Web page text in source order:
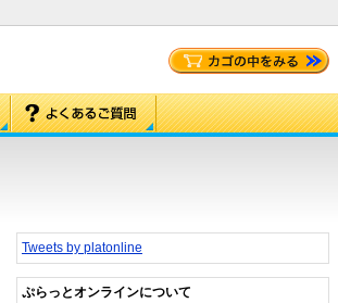
Tweets by platonline
ぷらっとオンラインについて